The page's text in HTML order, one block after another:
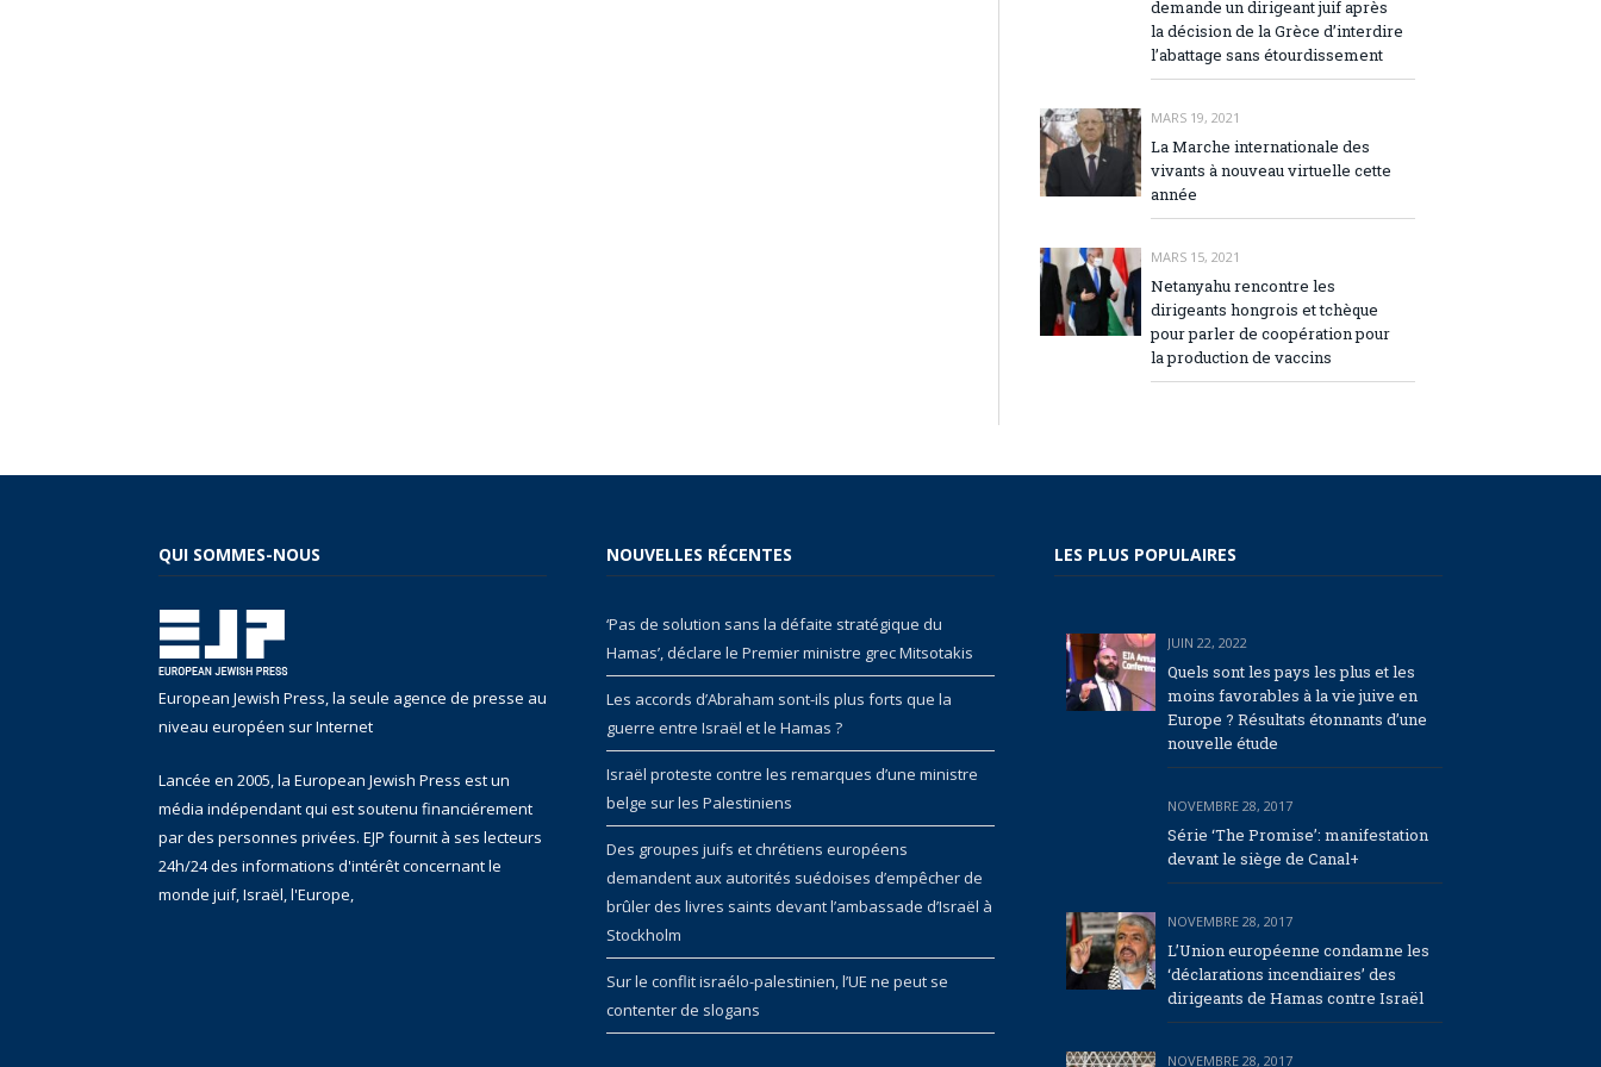
demande un dirigeant juif après
la décision de la Grèce d’interdire
l’abattage sans étourdissement
MARS 19, 2021
La Marche internationale des
vivants à nouveau virtuelle cette
année
MARS 15, 2021
Netanyahu rencontre les
dirigeants hongrois et tchèque
pour parler de coopération pour
la production de vaccins
QUI SOMMES-NOUS
European Jewish Press, la seule agence de presse au
niveau européen sur Internet
Lancée en 2005, la European Jewish Press est un
média indépendant qui est soutenu financiérement
par des personnes privées. EJP fournit à ses lecteurs
24h/24 des informations d'intérêt concernant le
monde juif, Israël, l'Europe,
NOUVELLES RÉCENTES
‘Pas de solution sans la défaite stratégique du
Hamas’, déclare le Premier ministre grec Mitsotakis
Les accords d’Abraham sont-ils plus forts que la
guerre entre Israël et le Hamas ?
Israël proteste contre les remarques d’une ministre
belge sur les Palestiniens
Des groupes juifs et chrétiens européens
demandent aux autorités suédoises d’empêcher de
brûler des livres saints devant l’ambassade d’Israël à
Stockholm
Sur le conflit israélo-palestinien, l’UE ne peut se
contenter de slogans
LES PLUS POPULAIRES
JUIN 22, 2022
Quels sont les pays les plus et les
moins favorables à la vie juive en
Europe ? Résultats étonnants d’une
nouvelle étude
NOVEMBRE 28, 2017
Série ‘The Promise’: manifestation
devant le siège de Canal+
NOVEMBRE 28, 2017
L’Union européenne condamne les
‘déclarations incendiaires’ des
dirigeants de Hamas contre Israël
NOVEMBRE 28, 2017